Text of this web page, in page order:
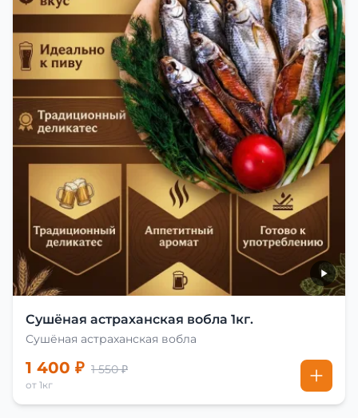
Сушёная астраханская вобла 1кг.
Сушёная астраханская вобла
1 400 ₽ 1 550 ₽
от 1кг